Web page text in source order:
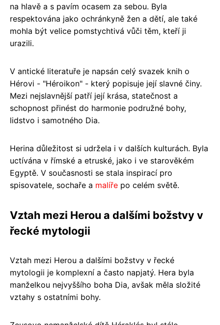
na hlavě a s pavím ocasem za sebou. Byla
respektována jako ochránkyně žen a dětí, ale také
mohla být velice pomstychtivá vůči těm, kteří ji
urazili.
V antické literatuře je napsán celý svazek knih o
Hérovi - "Héroikon" - který popisuje její slavné činy.
Mezi nejslavnější patří její krása, statečnost a
schopnost přinést do harmonie podružné bohy,
lidstvo i samotného Dia.
Herina důležitost si udržela i v dalších kulturách. Byla
uctívána v římské a etruské, jako i ve starověkém
Egyptě. V současnosti se stala inspirací pro
spisovatele, sochaře a malíře po celém světě.
Vztah mezi Herou a dalšími božstvy v
řecké mytologii
Vztah mezi Herou a dalšími božstvy v řecké
mytologii je komplexní a často napjatý. Hera byla
manželkou nejvyššího boha Dia, avšak měla složité
vztahy s ostatními bohy.